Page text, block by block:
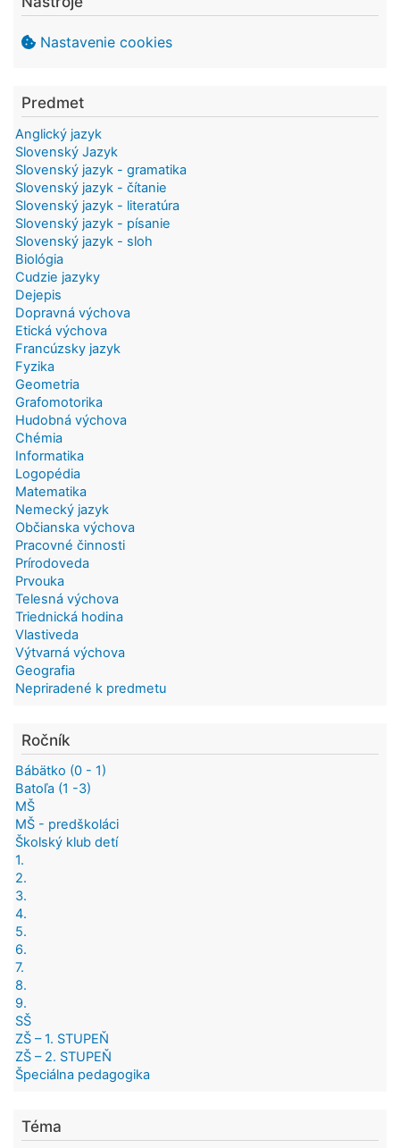
Nastavenie cookies
Predmet
Anglický jazyk
Slovenský Jazyk
Slovenský jazyk - gramatika
Slovenský jazyk - čítanie
Slovenský jazyk - literatúra
Slovenský jazyk - písanie
Slovenský jazyk - sloh
Biológia
Cudzie jazyky
Dejepis
Dopravná výchova
Etická výchova
Francúzsky jazyk
Fyzika
Geometria
Grafomotorika
Hudobná výchova
Chémia
Informatika
Logopédia
Matematika
Nemecký jazyk
Občianska výchova
Pracovné činnosti
Prírodoveda
Prvouka
Telesná výchova
Triednická hodina
Vlastiveda
Výtvarná výchova
Geografia
Nepriradené k predmetu
Ročník
Bábätko (0 - 1)
Batoľa (1 -3)
MŠ
MŠ - predškoláci
Školský klub detí
1.
2.
3.
4.
5.
6.
7.
8.
9.
SŠ
ZŠ – 1. STUPEŇ
ZŠ – 2. STUPEŇ
Špeciálna pedagogika
Téma